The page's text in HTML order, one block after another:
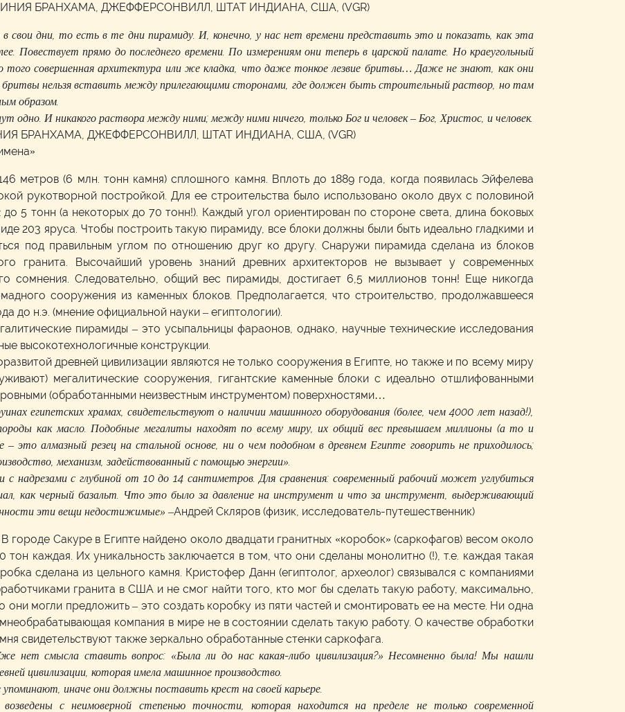
БРАНХАМА, ДЖЕФФЕРСОНВИЛЛ, ШТАТ ИНДИАНА, США, (VGR)
дни, то есть в те дни пирамиду. И, конечно, у нас нет времени представить это и показать, как эта
Повествует прямо до последнего времени. По измерениям они теперь в царской палате. Но краеугольный
того совершенная архитектура или же кладка, что даже тонкое лезвие бритвы… Даже не знают, как они
бритвы нельзя вставить между прилегающими сторонами, где должен быть строительный раствор, но там
образом.
одно. И никакого раствора между ними; между ними ничего, только Бог и человек– Бог, Христос, и человек.
БРАНХАМА, ДЖЕФФЕРСОНВИЛЛ, ШТАТ ИНДИАНА, США, (VGR)
метров (6 млн. тонн камня) сплошного камня. Вплоть до 1889 года, когда появилась Эйфелева
рукотворной постройкой. Для ее строительства было использовано около двух с половиной
5 тонн (а некоторых до 70 тонн!). Каждый угол ориентирован по стороне света, длина боковых
203 яруса. Чтобы построить такую пирамиду, все блоки должны были быть идеально гладкими и
под правильным углом по отношению друг ко другу. Снаружи пирамида сделана из блоков
гранита. Высочайший уровень знаний древних архитекторов не вызывает у современных
сомнения. Следовательно, общий вес пирамиды, достигает 6,5 миллионов тонн! Еще никогда
сооружения из каменных блоков. Предполагается, что строительство, продолжавшееся
до н.э. (мнение официальной науки – египтологии).
пирамиды – это усыпальницы фараонов, однако, научные технические исследования
высокотехнологичные конструкции.
древней цивилизации являются не только сооружения в Египте, но также и по всему миру
мегалитические сооружения, гигантские каменные блоки с идеально отшлифованными
(обработанными неизвестным инструментом) поверхностями…
египетских храмах, свидетельствуют о наличии машинного оборудования (более, чем 4000 лет назад!),
как масло. Подобные мегалиты находят по всему миру, их общий вес превышаем миллионы (а то и
это алмазный резец на стальной основе, ни о чем подобном в древнем Египте говорить не приходилось;
механизм, задействованный с помощью энергии».
надрезами с глубиной от 10 до 14 сантиметров. Для сравнения: современный рабочий может углубиться
как черный базальт. Что это было за давление на инструмент и что за инструмент, выдерживающий
эти вещи недостижимые» –Андрей Скляров (физик, исследователь-путешественник)
В городе Сакуре в Египте найдено около двадцати гранитных «коробок» (саркофагов) весом около
тон каждая. Их уникальность заключается в том, что они сделаны монолитно (!), т.е. каждая такая
сделана из цельного камня. Кристофер Данн (египтолог, археолог) связывался с компаниями
гранита в США и не смог найти того, кто мог бы сделать такую работу, максимально,
они могли предложить – это создать коробку из пяти частей и смонтировать ее на месте. Ни одна
компания в мире не в состоянии сделать такую работу. О качестве обработки
свидетельствуют также зеркально обработанные стенки саркофага.
нет смысла ставить вопрос: «Была ли до нас какая-либо цивилизация?» Несомненно была! Мы нашли
цивилизации, которая имела машинное производство.
иначе они должны поставить крест на своей карьере.
с неимоверной степенью точности, которая находится на пределе не только современной